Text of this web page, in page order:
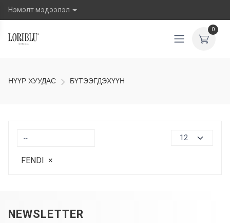
Нэмэлт мэдээлэл
0
НҮҮР ХУУДАС БҮТЭЭГДЭХҮҮН
FENDI ×
NEWSLETTER